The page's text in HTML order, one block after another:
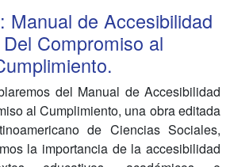
: Manual de Accesibilidad
Compromiso al
del Manual de Accesibilidad
al Cumplimiento, una obra editada
de Ciencias Sociales,
la importancia de la accesibilidad